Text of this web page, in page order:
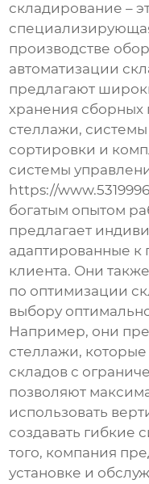
складирование –
производстве
автоматизации
предлагают
хранения сборных
стеллажи,
сортировки и
системы
https://
богатым опытом
предлагает
адаптированные к
клиента. Они
по оптимизации
выбору
Например, они
стеллажи,
складов с
позволяют
использовать
создавать гибкие
того, компания
установке и